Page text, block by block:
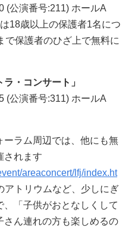
(公演番号:211) ホールA
18歳以上の保護者1名につ
で保護者のひざ上で無料に
・コンサート」
(公演番号:311) ホールA
ラム周辺では、他にも無
されます
areaconcert/lfj/index.ht
アトリウムなど、少しにぎ
「子供がおとなしくして
さん連れの方も楽しめるの